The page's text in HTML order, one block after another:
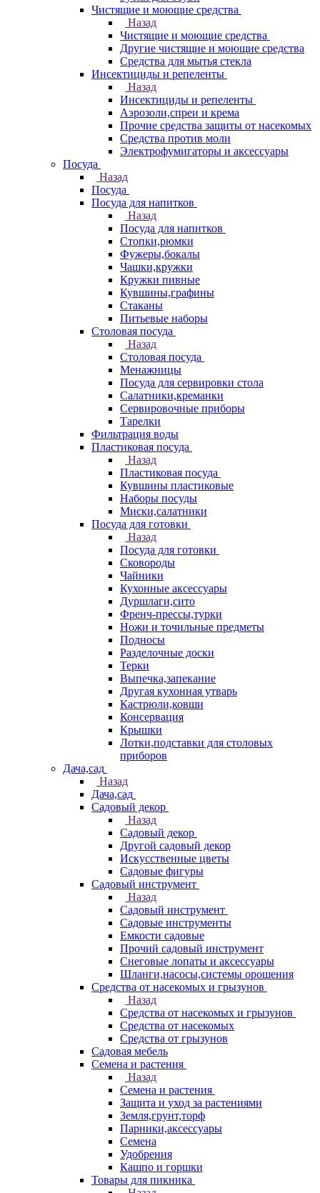
Чистящие и моющие средства
Назад
Чистящие и моющие средства
Другие чистящие и моющие средства
Средства для мытья стекла
Инсектициды и репеленты
Назад
Инсектициды и репеленты
Аэрозоли,спреи и крема
Прочие средства защиты от насекомых
Средства против моли
Электрофумигаторы и аксессуары
Посуда
Назад
Посуда
Посуда для напитков
Назад
Посуда для напитков
Стопки,рюмки
Фужеры,бокалы
Чашки,кружки
Кружки пивные
Кувшины,графины
Стаканы
Питьевые наборы
Столовая посуда
Назад
Столовая посуда
Менажницы
Посуда для сервировки стола
Салатники,креманки
Сервировочные приборы
Тарелки
Фильтрация воды
Пластиковая посуда
Назад
Пластиковая посуда
Кувшины пластиковые
Наборы посуды
Миски,салатники
Посуда для готовки
Назад
Посуда для готовки
Сковороды
Чайники
Кухонные аксессуары
Дуршлаги,сито
Френч-прессы,турки
Ножи и точильные предметы
Подносы
Разделочные доски
Терки
Выпечка,запекание
Другая кухонная утварь
Кастрюли,ковши
Консервация
Крышки
Лотки,подставки для столовых
приборов
Дача,сад
Назад
Дача,сад
Садовый декор
Назад
Садовый декор
Другой садовый декор
Искусственные цветы
Садовые фигуры
Садовый инструмент
Назад
Садовый инструмент
Садовые инструменты
Емкости садовые
Прочий садовый инструмент
Снеговые лопаты и аксессуары
Шланги,насосы,системы орошения
Средства от насекомых и грызунов
Назад
Средства от насекомых и грызунов
Средства от насекомых
Средства от грызунов
Садовая мебель
Семена и растения
Назад
Семена и растения
Защита и уход за растениями
Земля,грунт,торф
Парники,аксессуары
Семена
Удобрения
Кашпо и горшки
Товары для пикника